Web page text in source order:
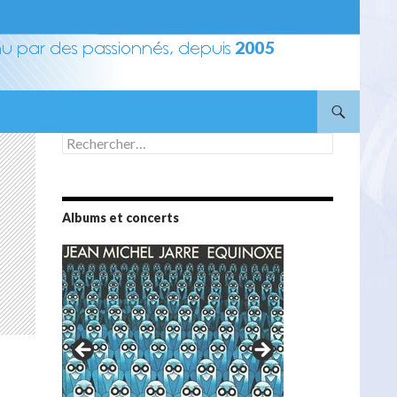
Rechercher :
Albums et concerts